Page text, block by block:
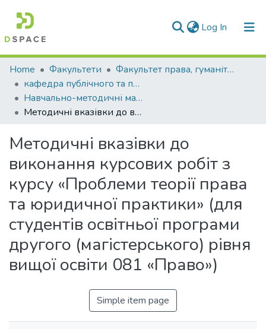
Log In (current)
Communities & Collections
All of DSpace
Statistics
Home Факультети
Факультет права, гуманітарних і соціальних наук
кафедра публічного та приватного права
Навчально-методичні матеріали (КПППр)
Методичні вказівки до виконання курсових робіт з курсу «Проблеми теорії права та юридичної практики» (для студентів освітньої програми другого (магістерського) рівня вищої освіти 081 «Право»)
Методичні вказівки до
виконання курсових робіт з
курсу «Проблеми теорії права
та юридичної практики» (для
студентів освітньої програми
другого (магістерського) рівня
вищої освіти 081 «Право»)
Simple item page